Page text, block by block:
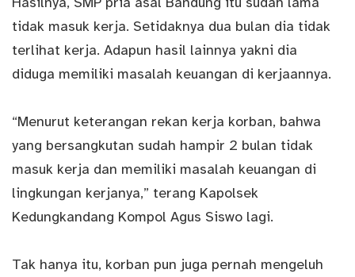
tidak masuk kerja. Setidaknya dua bulan dia tidak
terlihat kerja. Adapun hasil lainnya yakni dia
diduga memiliki masalah keuangan di kerjaannya.
“Menurut keterangan rekan kerja korban, bahwa
yang bersangkutan sudah hampir 2 bulan tidak
masuk kerja dan memiliki masalah keuangan di
lingkungan kerjanya,” terang Kapolsek
Kedungkandang Kompol Agus Siswo lagi.
Tak hanya itu, korban pun juga pernah mengeluh